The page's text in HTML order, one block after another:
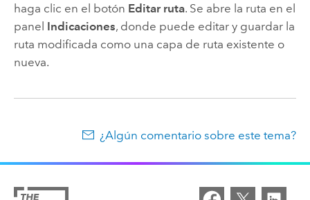
haga clic en el botón Editar ruta. Se abre la ruta en el
panel Indicaciones, donde puede editar y guardar la
ruta modificada como una capa de ruta existente o
nueva.
¿Algún comentario sobre este tema?